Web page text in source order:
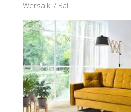
Wersalki / Bali